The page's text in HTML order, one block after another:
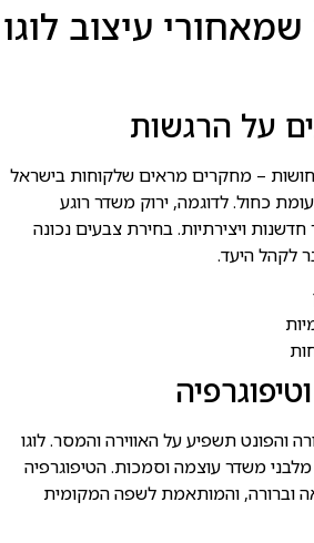
שמאחורי עיצוב לוגו
על הרגשות
– מחקרים מראים שלקוחות בישראל
כחול. לדוגמה, ירוק משדר רוגע
ויצירתיות. בחירת צבעים נכונה
לקהל היעד.
והפונט תשפיע על האווירה והמסר. לוגו
מלבני משדר עוצמה וסמכות. הטיפוגרפיה
וברורה, והמותאמת לשפה המקומית